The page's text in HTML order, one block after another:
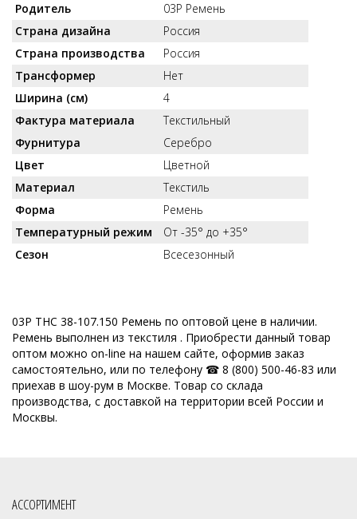
Родитель
03Р Ремень
Страна дизайна
Россия
Страна производства
Россия
Трансформер
Нет
Ширина (см)
4
Фактура материала
Текстильный
Фурнитура
Серебро
Цвет
Цветной
Материал
Текстиль
Форма
Ремень
Температурный режим
От -35° до +35°
Сезон
Всесезонный
03Р ТНС 38-107.150 Ремень по оптовой цене в наличии.
Ремень выполнен из текстиля . Приобрести данный товар
оптом можно on-line на нашем сайте, оформив заказ
самостоятельно, или по телефону ☎ 8 (800) 500-46-83 или
приехав в шоу-рум в Москве. Товар со склада
производства, с доставкой на территории всей России и
Москвы.
АССОРТИМЕНТ